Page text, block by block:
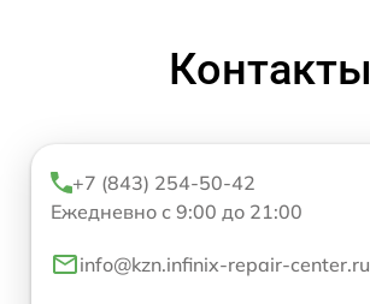
Контакты
+7 (843) 254-50-42
Ежедневно с 9:00 до 21:00
info@kzn.infinix-repair-center.ru